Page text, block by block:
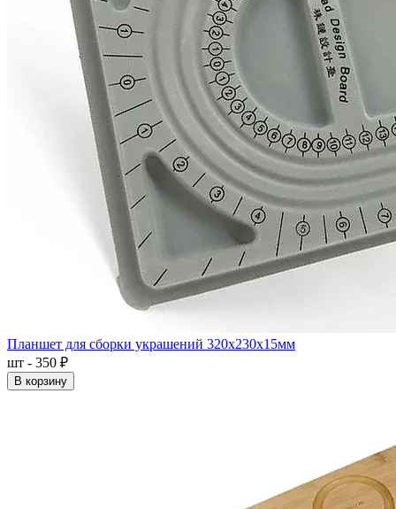
Планшет для сборки украшений 320x230x15мм
шт - 350 ₽
В корзину